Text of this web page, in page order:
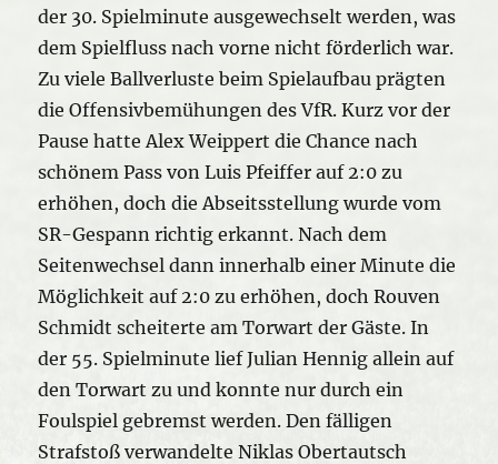
der 30. Spielminute ausgewechselt werden, was
dem Spielfluss nach vorne nicht förderlich war.
Zu viele Ballverluste beim Spielaufbau prägten
die Offensivbemühungen des VfR. Kurz vor der
Pause hatte Alex Weippert die Chance nach
schönem Pass von Luis Pfeiffer auf 2:0 zu
erhöhen, doch die Abseitsstellung wurde vom
SR-Gespann richtig erkannt. Nach dem
Seitenwechsel dann innerhalb einer Minute die
Möglichkeit auf 2:0 zu erhöhen, doch Rouven
Schmidt scheiterte am Torwart der Gäste. In
der 55. Spielminute lief Julian Hennig allein auf
den Torwart zu und konnte nur durch ein
Foulspiel gebremst werden. Den fälligen
Strafstoß verwandelte Niklas Obertautsch